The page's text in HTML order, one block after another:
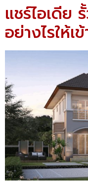
แชร์ไอเดีย
อย่างไรให้